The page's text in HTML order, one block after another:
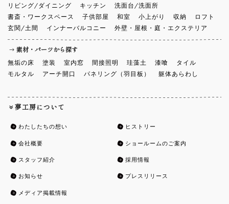
リビング/ダイニング キッチン
洗面台/洗面所
書斎・ワークスペース
子供部屋 和室 小上がり 収納
ロフト
玄関/土間
インナーバルコニー 外壁・屋根・庭・エクステリア
素材・パーツから探す
無垢の床 塗装 室内窓 間接照明 珪藻土 漆喰
タイル
モルタル
アーチ開口 パネリング（羽目板） 躯体あらわし
夢工房について
わたしたちの想い ヒストリー
会社概要 ショールームのご案内
スタッフ紹介 採用情報
お知らせ プレスリリース
メディア掲載情報